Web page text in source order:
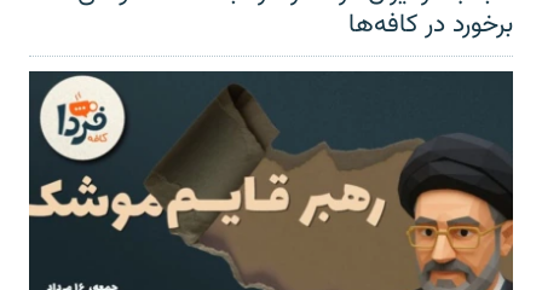
برخورد در کافه‌ها